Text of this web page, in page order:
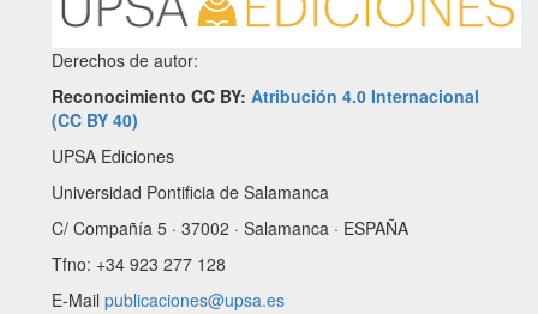
Derechos de autor:
Reconocimiento CC BY: Atribución 4.0 Internacional
(CC BY 40)
UPSA Ediciones
Universidad Pontificia de Salamanca
C/ Compañía 5 · 37002 · Salamanca · ESPAÑA
Tfno: +34 923 277 128
E-Mail publicaciones@upsa.es